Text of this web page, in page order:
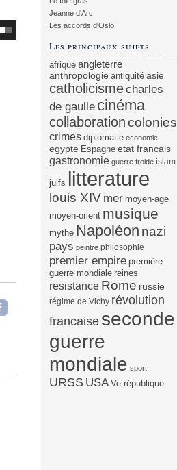
Jeanne d'Arc
Les accords d'Oslo
Les principaux sujets
afrique angleterre
anthropologie antiquité asie
catholicismecharles
de gaulle cinéma
collaborationcolonies
crimes diplomatie economie
egypte Espagne etat francais
gastronomie guerre froide islam
juifs litterature
louis XIV mer moyen-age
moyen-orient musique
mythe Napoléon nazi
pays peintre philosophie
premier empire première
guerre mondiale reines
resistance Rome russie
régime de Vichy révolution
francaise seconde
guerre
mondiale sport
URSS USA Ve république